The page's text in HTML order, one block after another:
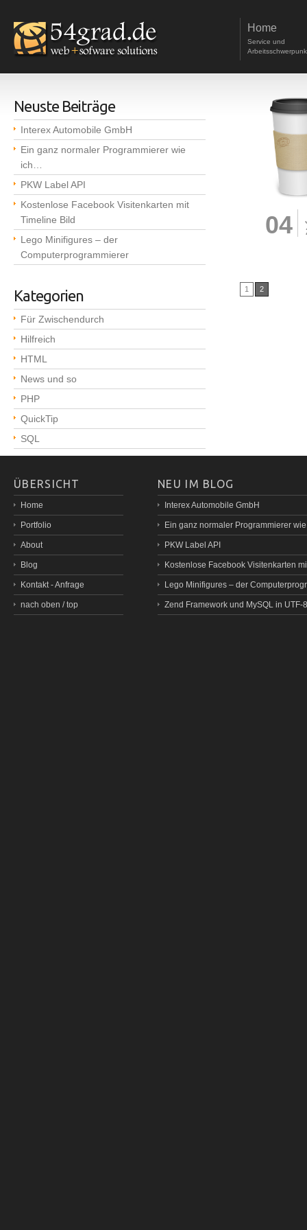
Home
Service und
04
1 2
Neuste Beiträge
Interex Automobile GmbH
Ein ganz normaler Programmierer wie
ich…
PKW Label API
Kostenlose Facebook Visitenkarten mit
Timeline Bild
Lego Minifigures – der
Computerprogrammierer
Kategorien
Für Zwischendurch
Hilfreich
HTML
News und so
PHP
QuickTip
SQL
ÜBERSICHT
Home
Portfolio
About
Blog
Kontakt - Anfrage
nach oben / top
NEU IM BLOG
Interex Automobile GmbH
Ein ganz normaler Programmierer
PKW Label API
Kostenlose Facebook Visitenkarten
Lego Minifigures – der
Zend Framework und MySQL in